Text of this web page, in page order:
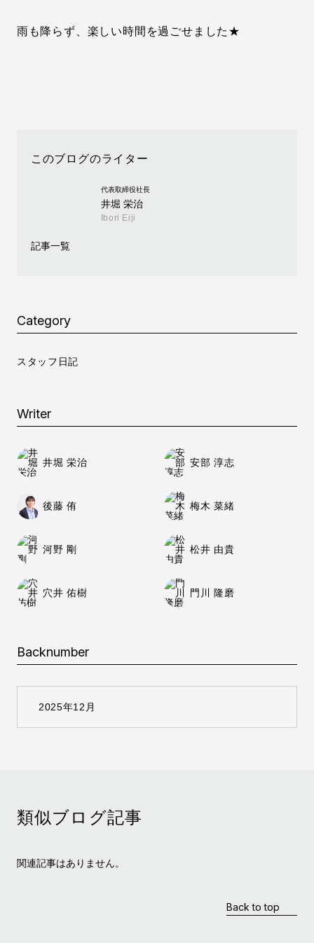
雨も降らず、楽しい時間を過ごせました★
このブログのライター
代表取締役社長
井堀 栄治
Ibori Eiji
記事一覧
Category
スタッフ日記
Writer
井堀 栄治 安部 淳志
後藤 侑 梅木 菜緒
河野 剛 松井 由貴
穴井 佑樹 門川 隆磨
Backnumber
類似ブログ記事
関連記事はありません。
Back to top